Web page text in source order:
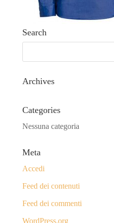
Search
Archives
Categories
Nessuna categoria
Meta
Accedi
Feed dei contenuti
Feed dei commenti
WordPress.org